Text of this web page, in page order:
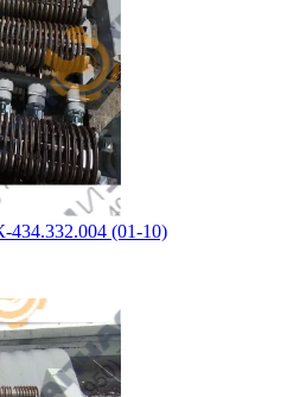
434.332.004 (01-10)